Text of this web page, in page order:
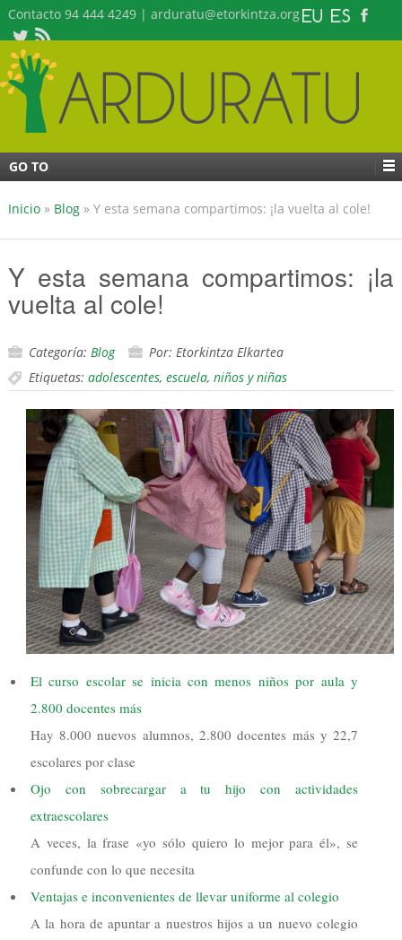
Contacto 94 444 4249 | arduratu@etorkintza.org
GO TO
Inicio» Blog» Y esta semana compartimos: ¡la vuelta al cole!
Y esta semana compartimos: ¡la
vuelta al cole!
Categoría: Blog
Por: Etorkintza Elkartea
Etiquetas: adolescentes, escuela, niños y niñas
El curso escolar se inicia con menos niños por aula y
2.800 docentes más
Hay 8.000 nuevos alumnos, 2.800 docentes más y 22,7
escolares por clase
Ojo con sobrecargar a tu hijo con actividades
extraescolares
A veces, la frase «yo sólo quiero lo mejor para él», se
confunde con lo que necesita
Ventajas e inconvenientes de llevar uniforme al colegio
A la hora de apuntar a nuestros hijos a un nuevo colegio